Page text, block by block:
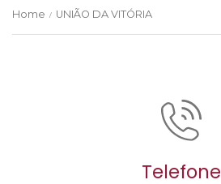
Home / UNIÃO DA VITÓRIA
Telefone